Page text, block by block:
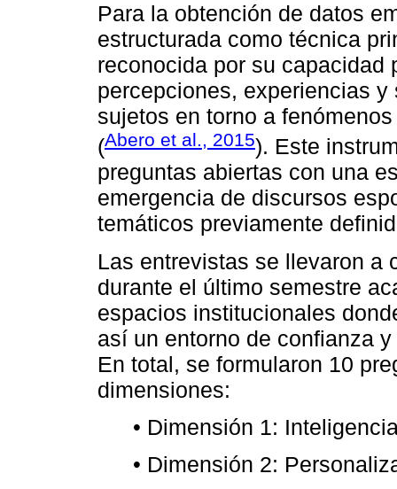
Para la obtención de datos
estructurada como técnica
reconocida por su capacidad
percepciones, experiencias
sujetos en torno a
(Abero et al., 2015). Este
preguntas abiertas con una
emergencia de discursos
temáticos previamente
Las entrevistas se llevaron a
durante el último semestre
espacios institucionales
así un entorno de confianza
En total, se formularon 10
dimensiones:
• Dimensión 1:
• Dimensión 2: